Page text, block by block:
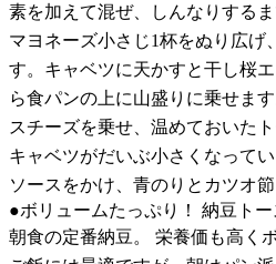
素を加えて混ぜ、しんなりする
マヨネーズ小さじ1杯をぬり広げ
す。キャベツに天かすと干し桜
ら食パンの上に山盛りに乗せま
スチーズを乗せ、温めておいた
キャベツがだいぶ小さくなって
ソースをかけ、青のりとカツオ節
●ボリュームたっぷり！ 納豆トー
朝食の定番納豆。 栄養価も高く